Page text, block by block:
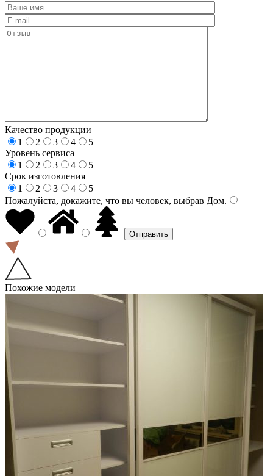
Качество продукции
1
2 3 4
5
Уровень сервиса
1
2 3 4
5
Срок изготовления
1
2 3 4
5
Пожалуйста, докажите, что вы человек, выбрав Дом.
Похожие модели